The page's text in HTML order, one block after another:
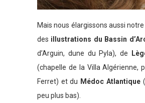
Mais nous élargissons aussi
des illustrations du Bassin
d’Arguin, dune du Pyla), de
(chapelle de la Villa Algérienne,
Ferret) et du Médoc Atlantique
peu plus bas).